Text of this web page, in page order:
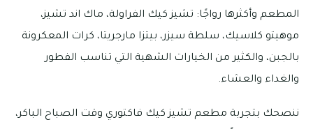
المطعم وأكثرها رواجًا: تشيز كيك الفراولة، ماك اند تشيز،
موهيتو كلاسيك، سلطة سيزر، بيتزا مارجريتا، كرات المعكرونة
بالجبن، والكثير من الخيارات الشهية التي تناسب الفطور
والغداء والعشاء.
ننصحك بتجربة مطعم تشيز كيك فاكتوري وقت الصباح الباكر،